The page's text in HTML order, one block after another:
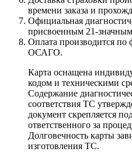
времени заказа и
Официальная
присвоенным 21-
Оплата производится по
ОСАГО.
Карта оснащена
кодом и техническими
Содержание
соответствия ТС
документ скрепляется
ответственного за
Долговечность карты
изготовления ТС.